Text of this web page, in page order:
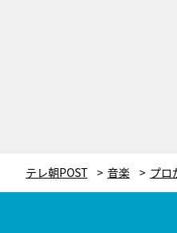
テレ朝POST 音楽